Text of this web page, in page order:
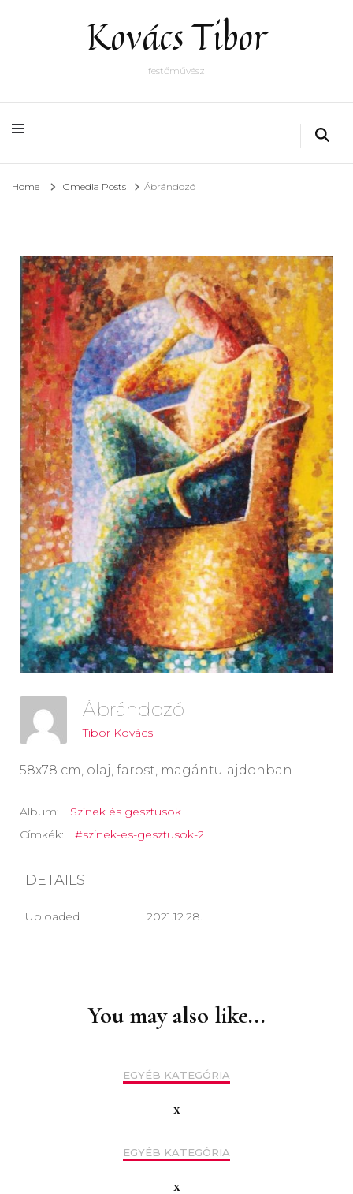
Kovács Tibor
festőművész
Home Gmedia Posts Ábrándozó
Ábrándozó
Tibor Kovács
58x78 cm, olaj, farost, magántulajdonban
Album:
Színek és gesztusok
Címkék:
#szinek-es-gesztusok-2
DETAILS
Uploaded 2021.12.28.
You may also like...
EGYÉB KATEGÓRIA
x
EGYÉB KATEGÓRIA
x